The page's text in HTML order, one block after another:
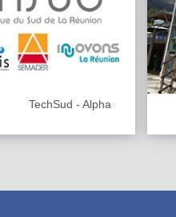
TechSud - Alpha